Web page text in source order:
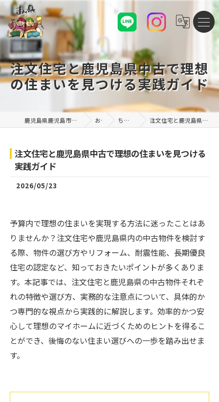
注文住宅と鹿児島県中古で理想
の住まいを見つける実践ガイド
鹿児島県鹿児島市の注文住宅なら株式会社まんぷくハウス お知らせ ちょこっと豆知識 注文住宅と鹿児島県中古で理想の住まいを見つける実践ガイド
注文住宅と鹿児島県中古で理想の住まいを見つける
実践ガイド
2026/05/23
予算内で理想の住まいを実現する方法に迷ったことはあ
りませんか？注文住宅や鹿児島県内の中古物件を検討す
る際、物件の選び方やリフォーム、耐震性能、長期優良
住宅の認定など、知っておきたいポイントが多くありま
す。本記事では、注文住宅と鹿児島県の中古物件それぞ
れの特徴や選び方、実務的な注意点について、具体的か
つ専門的な視点から実践的に解説します。効率的かつ安
心して理想のマイホームに近づくためのヒントを得るこ
とができ、後悔のない住まい選びへの一歩を踏み出せま
す。